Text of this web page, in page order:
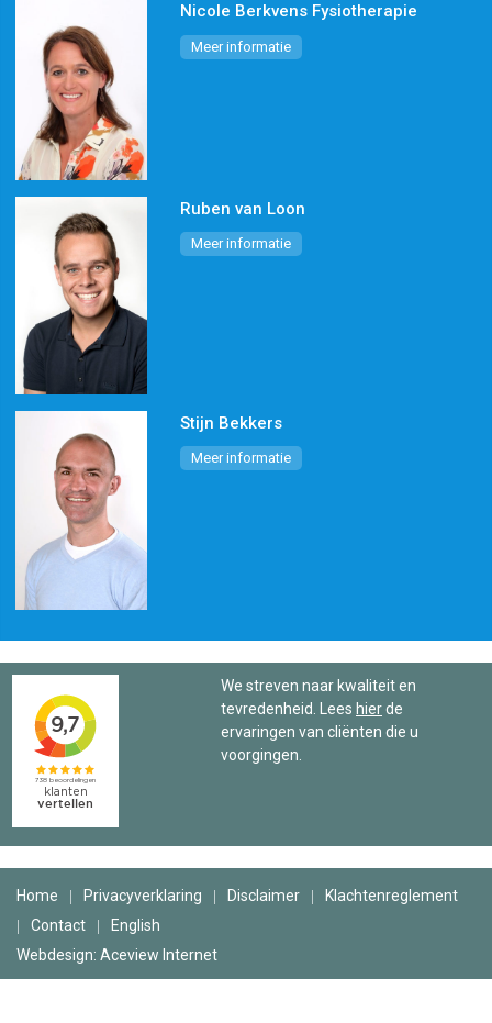
Nicole Berkvens Fysiotherapie
Meer informatie
Ruben van Loon
Meer informatie
Stijn Bekkers
Meer informatie
We streven naar kwaliteit en
tevredenheid. Lees hierde
ervaringen van cliënten die u
voorgingen.
Home Privacyverklaring Disclaimer
Klachtenreglement
Contact
English
Webdesign: Aceview Internet